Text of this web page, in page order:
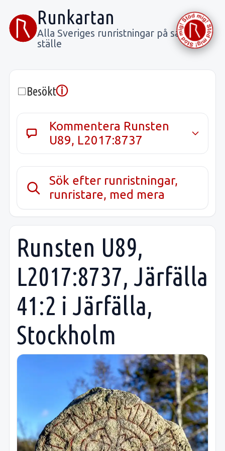
Runkartan
Alla Sveriges runristningar på samma
ställe
Besöktⓘ
Kommentera Runsten
U89, L2017:8737
Sök efter runristningar,
runristare, med mera
Runsten U89,
L2017:8737, Järfälla
41:2 i Järfälla,
Stockholm